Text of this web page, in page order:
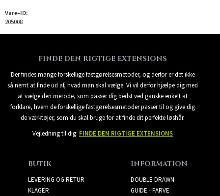
Vare-ID:
205008
FINDE DEN RIGTIGE EXTENSIONS
Der findes mange forskellige fastgørelsesmetoder, og derfor er det ikke
så nemt at finde ud af, hvad man skal vælge. Vi vil derfor hjælpe dig med
at vælge den metode, som passer dig bedst ved ganske enkelt at
forklare, hvem de forskellige fastgørelsesmetoder passer til og give dig
de værktøjer, som du skal bruge for at finde dit perfekte løshår.
Vejledning til dig: FINDE DEN RIGTIGE EXTENSIONS
BUTIK
LEVERING OG RETUR
KLAGER
INFORMATION
DOUBLE DRAWN
GUIDE - FARVE